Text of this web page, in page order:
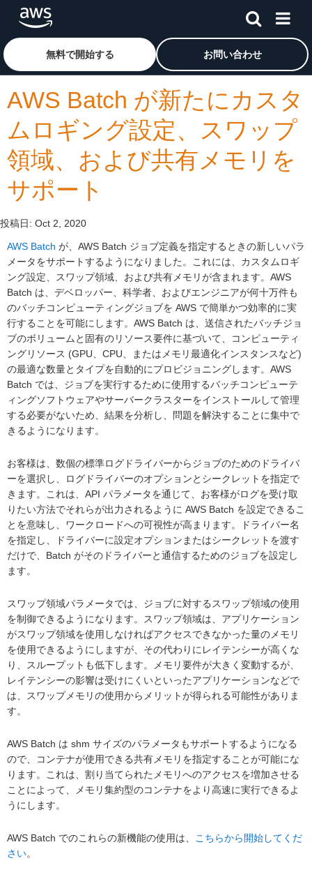
メインコンテンツに移動
アマゾン ウェブ サービスのホームページに戻るには、こ
無料で開始する お問い合わせ
AWS Batch が新たにカスタ
ムロギング設定、スワップ
領域、および共有メモリを
サポート
投稿日: Oct 2, 2020
AWS Batch が、AWS Batch ジョブ定義を指定するときの新しいパラ
メータをサポートするようになりました。これには、カスタムロギ
ング設定、スワップ領域、および共有メモリが含まれます。AWS
Batch は、デベロッパー、科学者、およびエンジニアが何十万件も
のバッチコンピューティングジョブを AWS で簡単かつ効率的に実
行することを可能にします。AWS Batch は、送信されたバッチジョ
ブのボリュームと固有のリソース要件に基づいて、コンピューティ
ングリソース (GPU、CPU、またはメモリ最適化インスタンスなど)
の最適な数量とタイプを自動的にプロビジョニングします。AWS
Batch では、ジョブを実行するために使用するバッチコンピューテ
ィングソフトウェアやサーバークラスターをインストールして管理
する必要がないため、結果を分析し、問題を解決することに集中で
きるようになります。
お客様は、数個の標準ログドライバーからジョブのためのドライバ
ーを選択し、ログドライバーのオプションとシークレットを指定で
きます。これは、API パラメータを通じて、お客様がログを受け取
りたい方法でそれらが出力されるように AWS Batch を設定できるこ
とを意味し、ワークロードへの可視性が高まります。ドライバー名
を指定し、ドライバーに設定オプションまたはシークレットを渡す
だけで、Batch がそのドライバーと通信するためのジョブを設定し
ます。
スワップ領域パラメータでは、ジョブに対するスワップ領域の使用
を制御できるようになります。スワップ領域は、アプリケーション
がスワップ領域を使用しなければアクセスできなかった量のメモリ
を使用できるようにしますが、その代わりにレイテンシーが高くな
り、スループットも低下します。メモリ要件が大きく変動するが、
レイテンシーの影響は受けにくいといったアプリケーションなどで
は、スワップメモリの使用からメリットが得られる可能性がありま
す。
AWS Batch は shm サイズのパラメータもサポートするようになる
ので、コンテナが使用できる共有メモリを指定することが可能にな
ります。これは、割り当てられたメモリへのアクセスを増加させる
ことによって、メモリ集約型のコンテナをより高速に実行できるよ
うにします。
AWS Batch でのこれらの新機能の使用は、
こちらから開始してくだ
さい。